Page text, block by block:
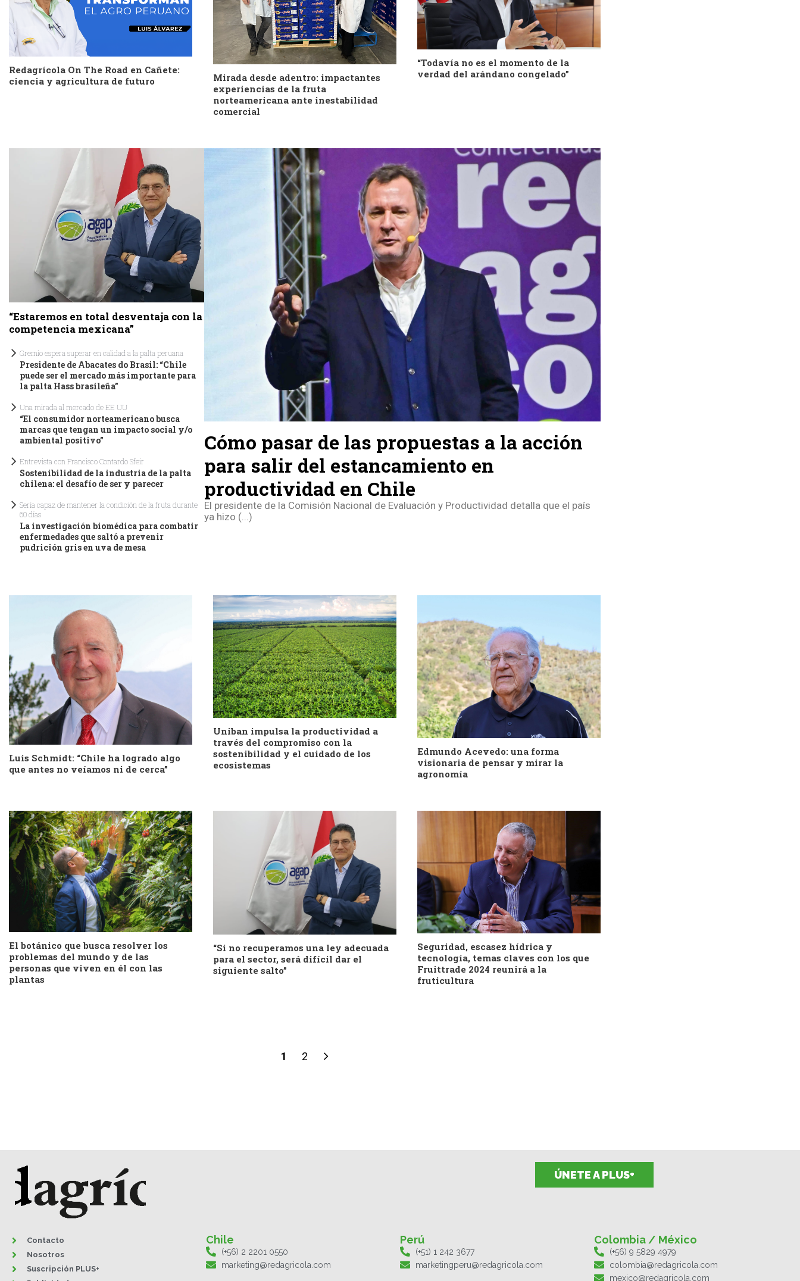
Redagrícola On The Road en Cañete:
ciencia y agricultura de futuro
Mirada desde adentro: impactantes
experiencias de la fruta
norteamericana ante inestabilidad
comercial
“Todavía no es el momento de la
verdad del arándano congelado”
“Estaremos en total desventaja con la
competencia mexicana”
Gremio espera superar en calidad a la palta peruana
Presidente de Abacates do Brasil: “Chile
puede ser el mercado más importante para
la palta Hass brasileña”
Una mirada al mercado de EE UU
“El consumidor norteamericano busca
marcas que tengan un impacto social y/o
ambiental positivo”
Entrevista con Francisco Contardo Sfeir
Sostenibilidad de la industria de la palta
chilena: el desafío de ser y parecer
Sería capaz de mantener la condición de la fruta durante
60 días
La investigación biomédica para combatir
enfermedades que saltó a prevenir
pudrición gris en uva de mesa
Cómo pasar de las propuestas a la acción
para salir del estancamiento en
productividad en Chile
El presidente de la Comisión Nacional de Evaluación y Productividad detalla que el país
ya hizo (...)
Luis Schmidt: “Chile ha logrado algo
que antes no veíamos ni de cerca”
Uniban impulsa la productividad a
través del compromiso con la
sostenibilidad y el cuidado de los
ecosistemas
Edmundo Acevedo: una forma
visionaria de pensar y mirar la
agronomía
El botánico que busca resolver los
problemas del mundo y de las
personas que viven en él con las
plantas
“Si no recuperamos una ley adecuada
para el sector, será difícil dar el
siguiente salto”
Seguridad, escasez hídrica y
tecnología, temas claves con los que
Fruittrade 2024 reunirá a la
fruticultura
1 2
ÚNETE A PLUS+
Contacto
Nosotros
Suscripción PLUS+
Chile
(+56) 2 2201 0550
marketing@redagricola.com
Perú
(+51) 1 242 3677
marketingperu@redagricola.com
Colombia / México
(+56) 9 5829 4979
colombia@redagricola.com
mexico@redagricola.com